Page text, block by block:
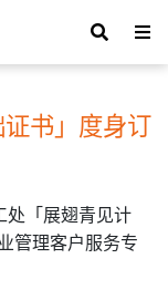
证书」度身订
处「展翅青见计
管理客户服务专